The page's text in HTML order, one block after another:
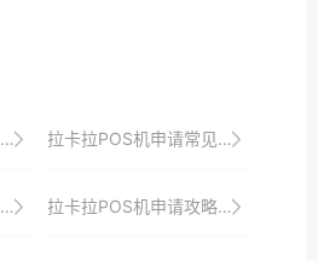
拉卡拉POS机申请常见问题及解决方法
拉卡拉POS机申请攻略：如何避免申请失败？